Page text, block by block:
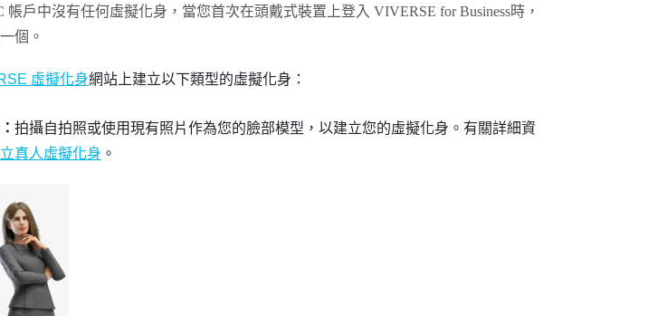
帳戶中沒有任何虛擬化身，當您首次在頭戴式裝置上登入 VIVERSE for Business時，
個。
虛擬化身網站上建立以下類型的虛擬化身：
拍攝自拍照或使用現有照片作為您的臉部模型，以建立您的虛擬化身。有關詳細資
真人虛擬化身 。